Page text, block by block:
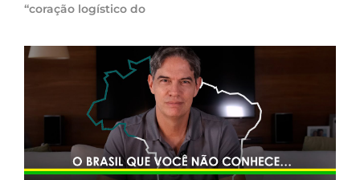
“coração logístico do